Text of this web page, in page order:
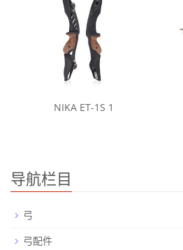
NIKA ET-1S 1
导航栏目
弓
弓配件